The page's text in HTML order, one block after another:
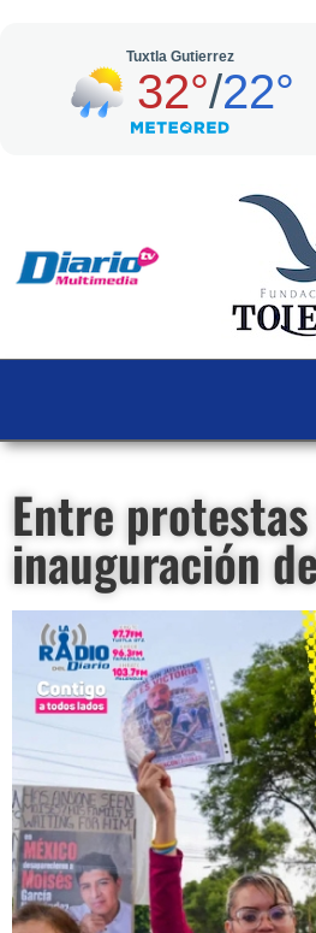
Entre
inauguración